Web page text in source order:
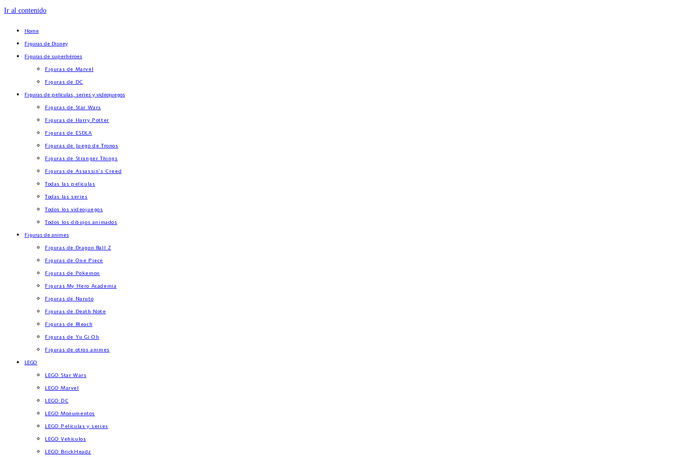
Ir al contenido
Home
Figuras de Disney
Figuras de superhéroes
Figuras de Marvel
Figuras de DC
Figuras de películas, series y videojuegos
Figuras de Star Wars
Figuras de Harry Potter
Figuras de ESDLA
Figuras de Juego de Tronos
Figuras de Stranger Things
Figuras de Assassin’s Creed
Todas las películas
Todas las series
Todos los videojuegos
Todos los dibujos animados
Figuras de animes
Figuras de Dragon Ball Z
Figuras de One Piece
Figuras de Pokemon
Figuras My Hero Academia
Figuras de Naruto
Figuras de Death Note
Figuras de Bleach
Figuras de Yu Gi Oh
Figuras de otros animes
LEGO
LEGO Star Wars
LEGO Marvel
LEGO DC
LEGO Monumentos
LEGO Películas y series
LEGO Vehículos
LEGO BrickHeadz